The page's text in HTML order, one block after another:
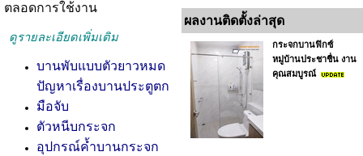
ตลอดการใช้งาน
ดูรายละเอียดเพิ่มเติม
บานพับแบบตัวยาวหมด
ปัญหาเรื่องบานประตูตก
มือจับ
ตัวหนีบกระจก
อุปกรณ์ค้ำบานกระจก
ผลงานติดตั้งล่าสุด
กระจกบานฟิกซ์
หมู่บ้านประชาชื่น งาน
คุณสมบูรณ์